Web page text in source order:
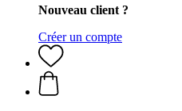
Nouveau client ?
Créer un compte